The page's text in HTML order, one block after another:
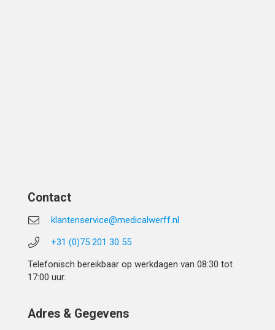
Contact
klantenservice@medicalwerff.nl
+31 (0)75 201 30 55
Telefonisch bereikbaar op werkdagen van 08:30 tot
17:00 uur.
Adres & Gegevens